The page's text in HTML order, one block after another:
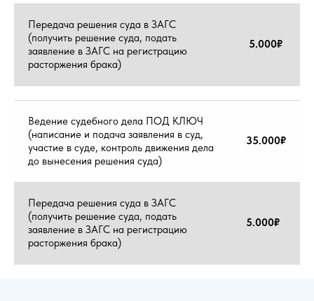
Передача решения суда в ЗАГС
(получить решение суда, подать
заявление в ЗАГС на регистрацию
расторжения брака)
5.000₽
Ведение судебного дела ПОД КЛЮЧ
(написание и подача заявления в суд,
участие в суде, контроль движения дела
до вынесения решения суда)
35.000₽
Передача решения суда в ЗАГС
(получить решение суда, подать
заявление в ЗАГС на регистрацию
расторжения брака)
5.000₽
Семенович
Услуга банкротства. Списали более 400 000
руб. Клиент всем доволен!